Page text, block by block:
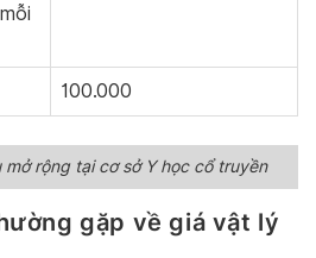
100.000
rộng tại cơ sở Y học cổ truyền
gặp về giá vật lý